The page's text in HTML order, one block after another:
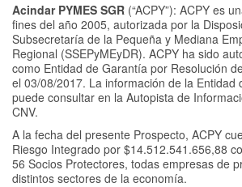
Acindar PYMES SGR (“ACPY”): ACPY es
fines del año 2005, autorizada por la
Subsecretaría de la Pequeña y Mediana
Regional (SSEPyMEyDR). ACPY ha sido
como Entidad de Garantía por Resolución
el 03/08/2017. La información de la Entidad
puede consultar en la Autopista de
CNV.
A la fecha del presente Prospecto, ACPY
Riesgo Integrado por $14.512.541.656,88
56 Socios Protectores, todas empresas de
distintos sectores de la economía.